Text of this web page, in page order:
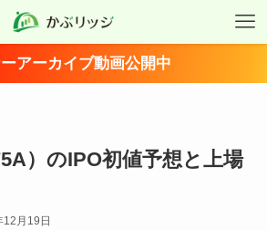
アーカイブ動画公開中
）のIPO初値予想と上場
12月19日